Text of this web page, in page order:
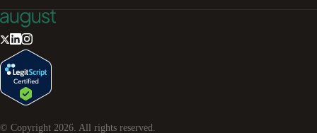
© Copyright 2026 . All rights reserved.